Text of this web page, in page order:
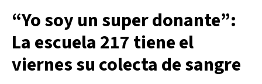
“Yo soy un super donante”:
La escuela 217 tiene el
viernes su colecta de sangre